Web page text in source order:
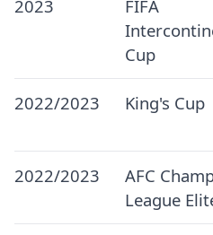
2023
FIFA
Cup
2022/2023 King's Cup
2022/2023
AFC
League